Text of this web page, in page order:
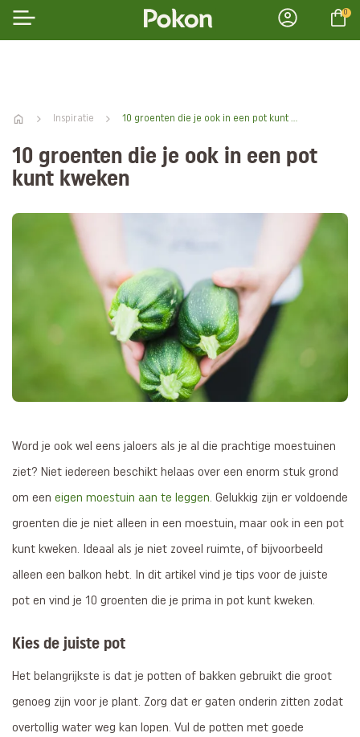
0
Inspiratie 10 groenten die je ook in een pot kunt kweken
10 groenten die je ook in een pot
kunt kweken
Word je ook wel eens jaloers als je al die prachtige moestuinen
ziet? Niet iedereen beschikt helaas over een enorm stuk grond
om een eigen moestuin aan te leggen. Gelukkig zijn er voldoende
groenten die je niet alleen in een moestuin, maar ook in een pot
kunt kweken. Ideaal als je niet zoveel ruimte, of bijvoorbeeld
alleen een balkon hebt. In dit artikel vind je tips voor de juiste
pot en vind je 10 groenten die je prima in pot kunt kweken.
Kies de juiste pot
Het belangrijkste is dat je potten of bakken gebruikt die groot
genoeg zijn voor je plant. Zorg dat er gaten onderin zitten zodat
overtollig water weg kan lopen. Vul de potten met goede